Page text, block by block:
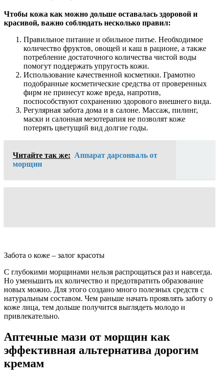
Чтобы кожа как можно дольше оставалась здоровой и
красивой, важно соблюдать несколько правил:
Правильное питание и обильное питье. Необходимое
количество фруктов, овощей и каш в рационе, а также
потребление достаточного количества чистой воды
помогут поддержать упругость кожи.
Использование качественной косметики. Грамотно
подобранные косметические средства от проверенных
фирм не принесут коже вреда, напротив,
поспособствуют сохранению здорового внешнего вида.
Регулярная забота дома и в салоне. Массаж, пилинг,
маски и салонная мезотерапия не позволят коже
потерять цветущий вид долгие годы.
Читайте так же: Аппарат дарсонваль от
морщин
Забота о коже – залог красоты
С глубокими морщинами нельзя распрощаться раз и навсегда.
Но уменьшить их количество и предотвратить образование
новых можно. Для этого создано много полезных средств с
натуральным составом. Чем раньше начать проявлять заботу о
коже лица, тем дольше получится выглядеть молодо и
привлекательно.
Аптечные мази от морщин как
эффективная альтернатива дорогим
кремам